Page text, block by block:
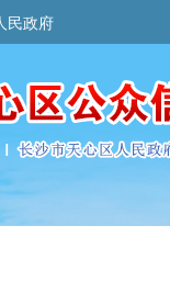
民政府